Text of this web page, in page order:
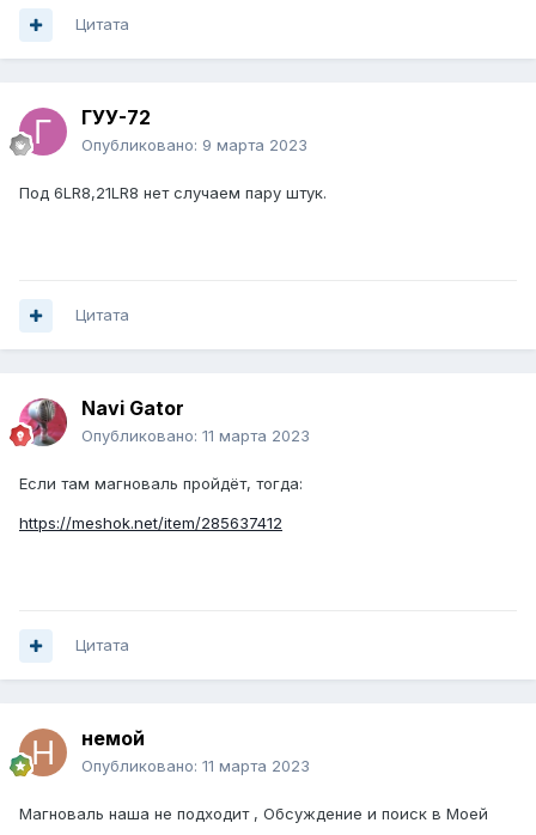
Цитата
ГУУ-72
Опубликовано: 9 марта 2023
Под 6LR8,21LR8 нет случаем пару штук.
Цитата
Navi Gator
Опубликовано: 11 марта 2023
Если там магноваль пройдёт, тогда:
https://meshok.net/item/285637412
Цитата
немой
Опубликовано: 11 марта 2023
Магноваль наша не подходит , Обсуждение и поиск в Моей